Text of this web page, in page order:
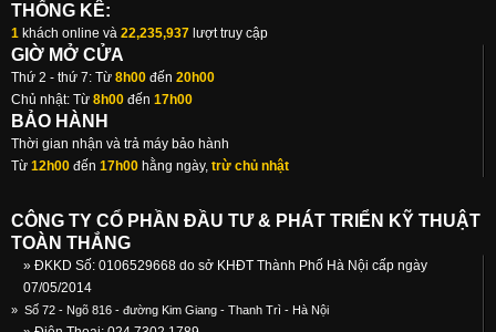
THỐNG KÊ:
1 khách online và 22,235,937 lượt truy cập
GIỜ MỞ CỬA
Thứ 2 - thứ 7: Từ 8h00 đến 20h00
Chủ nhật: Từ 8h00 đến 17h00
BẢO HÀNH
Thời gian nhận và trả máy bảo hành
Từ 12h00 đến 17h00 hằng ngày, trừ chủ nhật
CÔNG TY CỔ PHẦN ĐẦU TƯ & PHÁT TRIỂN KỸ THUẬT
TOÀN THẮNG
» ĐKKD Số: 0106529668 do sở KHĐT Thành Phố Hà Nội cấp ngày
07/05/2014
» Số 72 - Ngõ 816 - đường Kim Giang - Thanh Trì - Hà Nội